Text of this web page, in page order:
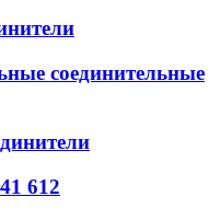
соединительные
612